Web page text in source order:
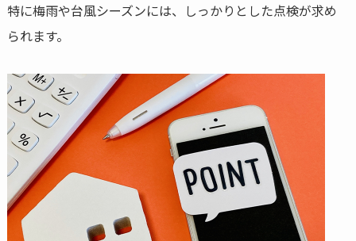
特に梅雨や台風シーズンには、しっかりとした点検が求め
られます。